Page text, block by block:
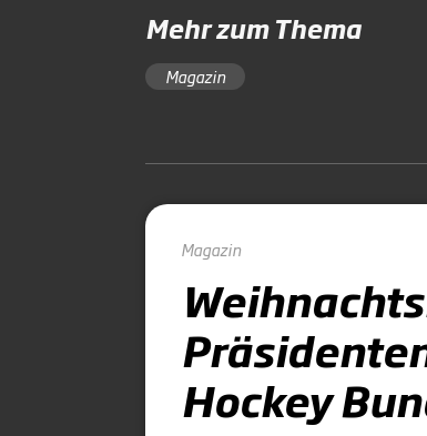
Mehr zum Thema
Magazin
Magazin
Hockey